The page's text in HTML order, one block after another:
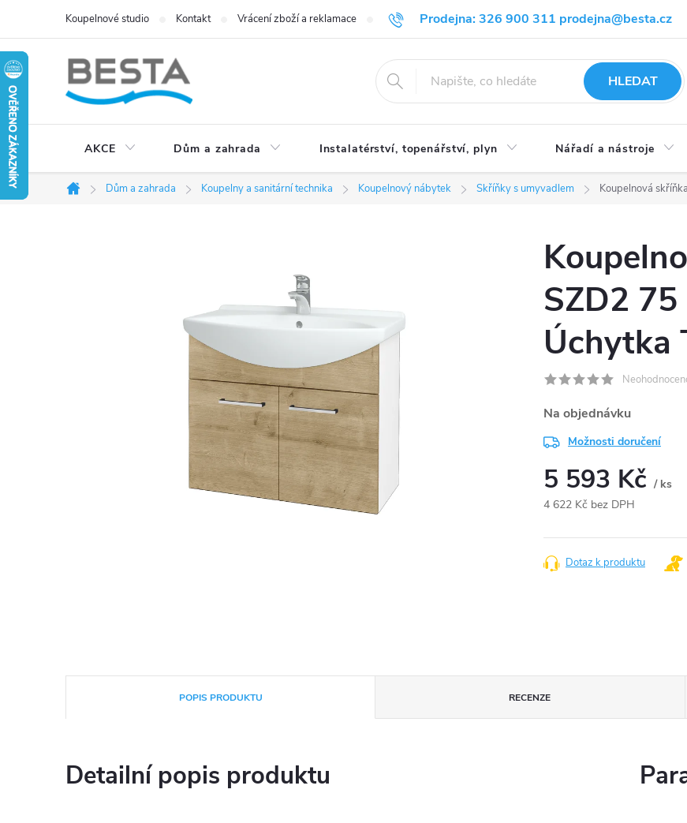
obsah
Prodejna: 326 900 311 prodejna@besta.cz
Koupelnové studio Kontakt Vrácení zboží a reklamace Blog Obchodní podmínky Ochrana osobních údajů
HLEDAT
AKCE Dům a zahrada Instalatérství, topenářství, plyn Nářadí a nástroje
Domů
Dům a zahrada Koupelny a sanitární technika Koupelnový nábytek Skříňky s umyvadlem Koupelnová
SZD2
Úchytka
Na objednávku
Možnosti doručení
5 593 Kč / ks
4 622 Kč bez DPH
cena:
Dotaz k produktu
POPIS PRODUKTU RECENZE
Detailní popis produktu